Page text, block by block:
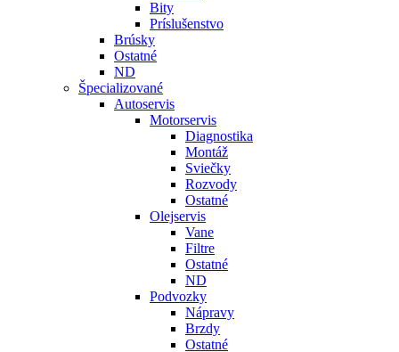
Bity
Príslušenstvo
Brúsky
Ostatné
ND
Špecializované
Autoservis
Motorservis
Diagnostika
Montáž
Sviečky
Rozvody
Ostatné
Olejservis
Vane
Filtre
Ostatné
ND
Podvozky
Nápravy
Brzdy
Ostatné